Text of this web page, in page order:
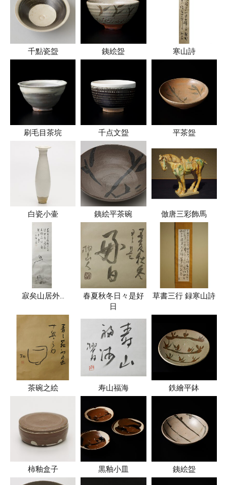
千點瓷盌 銕絵盌 寒山詩
刷毛目茶垸 千点文盌 平茶盌
白瓷小壷 銕絵平茶碗 倣唐三彩飾馬
寂矣山居外…
春夏秋冬日々是好
日
草書三行 録寒山詩
茶碗之絵 寿山福海 鉄繪平鉢
柿釉盒子 黒釉小皿 銕絵盌